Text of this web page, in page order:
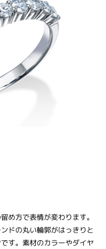
め方で表情が変わります。
ドの丸い輪郭がはっきりと
す。素材のカラーやダイヤ